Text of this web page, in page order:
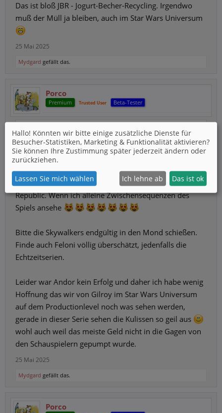
Das ist bloß JBR - Jogurt-Becher-Recycling. Irgendwo
muß der Müll ja bleiben, auch im Star Wars Universum
25 Mai 2025
Mydgard gefällt das.
Porco
Premium Trusted User Beta-Tester
Porcoja und kein Lichtschwertefuchtel oder Machtgedöns.
Ohja, genau meine Meinung. Habe die Schnauze so voll
von den Jedis und wenn dann bitte in geil mit der Old
Republic. Wenn ich alleine Zwischensequenzen des
Spiels ansehe
Bitte die Skywalkers endgültig in den Mond schießen.
Finde auch Feloni völlig überschätzt, jedenfalls die
Echtzeitserien.
Leider war Andor kein Erfolg und daher ich habe wenig
Hoffnung das wir von Gilroy im Star Wars Universum
auf dem Productionlevel noch was sehen werden,
gerade in dieser Serie sehen die Kulissen so geil aus
wohl auch weil das meiste Geld nicht in die Gagen von
den Schauspielern gepumpt wurde.
25 Mai 2025
Mydgard gefällt das.
Porco
Hallo! Könnten wir bitte einige zusätzliche Dienste für
Besucher-Statistiken, Marketing & Funktionalität aktivieren?
Sie können Ihre Zustimmung später jederzeit ändern oder
zurückziehen.
Lassen Sie mich wählen Ich lehne ab Das ist ok